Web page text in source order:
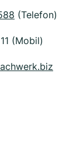
(Telefon)
(Mobil)